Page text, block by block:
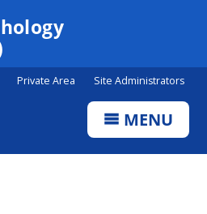
Private Area Site Administrators
MENU